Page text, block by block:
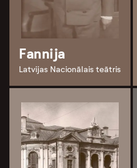
Fannija
Latvijas Nacionālais teātris